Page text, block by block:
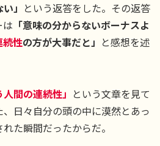
」 という返答をした。その返答
は 「意味の分からないボーナスよ
続性の方が大事だと」 と感想を述
人間の連続性」 という文章を見て
日々自分の頭の中に漠然とあっ
た瞬間だったからだ。